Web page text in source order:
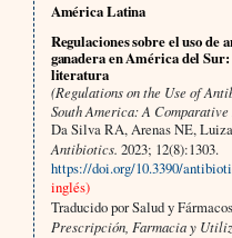
América Latina
Regulaciones sobre el uso de
ganadera en América del
literatura
(Regulations on the Use of
South America: A
Da Silva RA, Arenas NE,
Antibiotics. 2023; 12(8):1303.
https://doi.org/10.3390/
inglés)
Traducido por Salud y
Prescripción, Farmacia y